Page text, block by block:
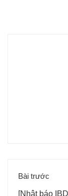
Bài trước
[Nhật báo